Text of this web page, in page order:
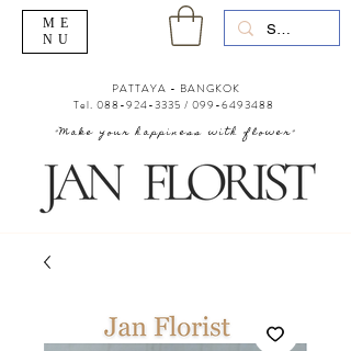
"Make your happiness with flower"
PATTAYA - BANGKOK
Tel. 088-924-3335 / 099-6493488
ME
NU